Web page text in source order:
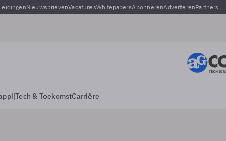
NieuwsbrievenVacaturesWhitepapersAbonnerenAdverterenPartners
Tech & ToekomstCarrière